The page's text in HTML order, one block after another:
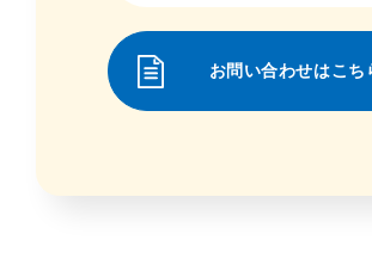
お問い合わせはこち